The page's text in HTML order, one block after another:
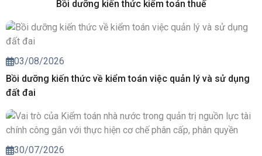
Bồi dưỡng kiến thức kiểm toán thuế
03/08/2026
Bồi dưỡng kiến thức về kiểm toán việc quản lý và sử dụng
đất đai
30/07/2026